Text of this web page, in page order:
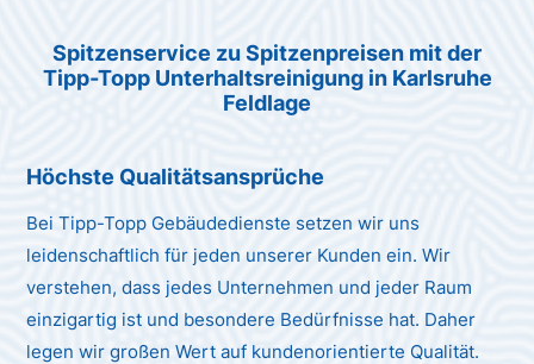
Spitzenservice zu Spitzenpreisen mit der
Tipp-Topp Unterhaltsreinigung in Karlsruhe
Feldlage
Höchste Qualitätsansprüche
Bei Tipp-Topp Gebäudedienste setzen wir uns
leidenschaftlich für jeden unserer Kunden ein. Wir
verstehen, dass jedes Unternehmen und jeder Raum
einzigartig ist und besondere Bedürfnisse hat. Daher
legen wir großen Wert auf kundenorientierte Qualität.